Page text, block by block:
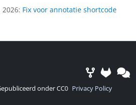
Fix voor annotatie shortcode
onder CC0 Privacy Policy